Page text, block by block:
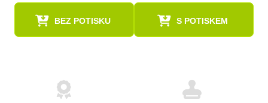
BEZ POTISKU S POTISKEM